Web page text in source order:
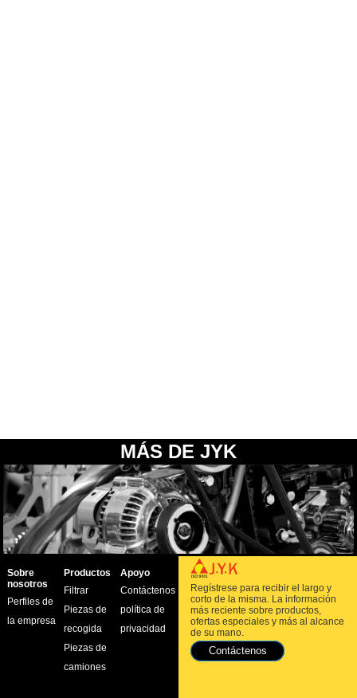
MÁS DE JYK
Sobre
nosotros
Perfiles de
la empresa
Productos
Filtrar
Piezas de
recogida
Piezas de
camiones
Apoyo
Contáctenos
política de
privacidad
Regístrese para recibir el largo y
corto de la misma. La información
más reciente sobre productos,
ofertas especiales y más al alcance
de su mano.
Contáctenos